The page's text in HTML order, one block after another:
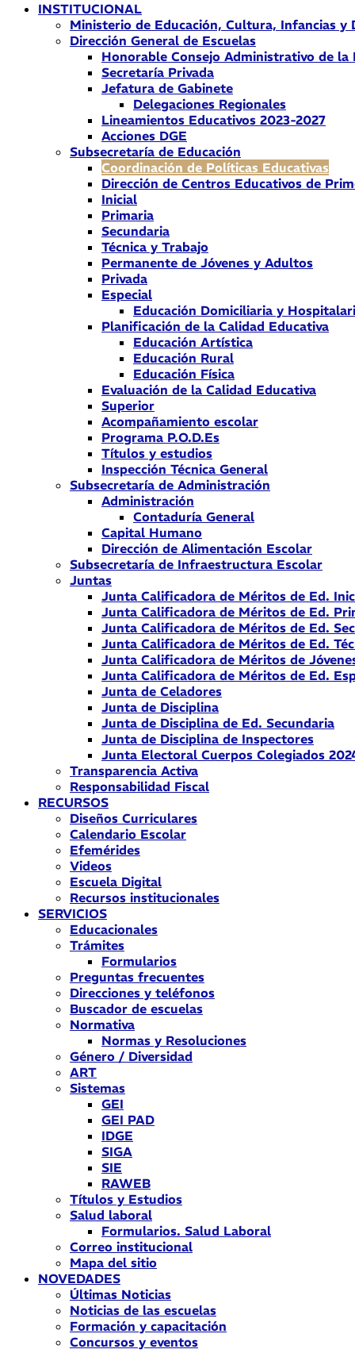
INSTITUCIONAL
Ministerio de Educación, Cultura, Infancias y
Dirección General de Escuelas
Honorable Consejo Administrativo de la
Secretaría Privada
Jefatura de Gabinete
Delegaciones Regionales
Lineamientos Educativos 2023-2027
Acciones DGE
Subsecretaría de Educación
Coordinación de Políticas Educativas
Dirección de Centros Educativos de
Inicial
Primaria
Secundaria
Técnica y Trabajo
Permanente de Jóvenes y Adultos
Privada
Especial
Educación Domiciliaria y
Planificación de la Calidad Educativa
Educación Artística
Educación Rural
Educación Física
Evaluación de la Calidad Educativa
Superior
Acompañamiento escolar
Programa P.O.D.Es
Títulos y estudios
Inspección Técnica General
Subsecretaría de Administración
Administración
Contaduría General
Capital Humano
Dirección de Alimentación Escolar
Subsecretaría de Infraestructura Escolar
Juntas
Junta Calificadora de Méritos de Ed.
Junta Calificadora de Méritos de Ed.
Junta Calificadora de Méritos de Ed.
Junta Calificadora de Méritos de Ed.
Junta Calificadora de Méritos de
Junta Calificadora de Méritos de Ed.
Junta de Celadores
Junta de Disciplina
Junta de Disciplina de Ed. Secundaria
Junta de Disciplina de Inspectores
Junta Electoral Cuerpos Colegiados
Transparencia Activa
Responsabilidad Fiscal
RECURSOS
Diseños Curriculares
Calendario Escolar
Efemérides
Videos
Escuela Digital
Recursos institucionales
SERVICIOS
Educacionales
Trámites
Formularios
Preguntas frecuentes
Direcciones y teléfonos
Buscador de escuelas
Normativa
Normas y Resoluciones
Género / Diversidad
ART
Sistemas
GEI
GEI PAD
IDGE
SIGA
SIE
RAWEB
Títulos y Estudios
Salud laboral
Formularios. Salud Laboral
Correo institucional
Mapa del sitio
NOVEDADES
Últimas Noticias
Noticias de las escuelas
Formación y capacitación
Concursos y eventos